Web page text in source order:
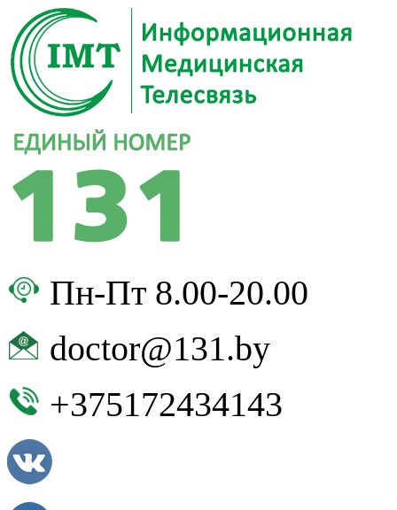
Пн-Пт 8.00-20.00
doctor@131.by
+375172434143